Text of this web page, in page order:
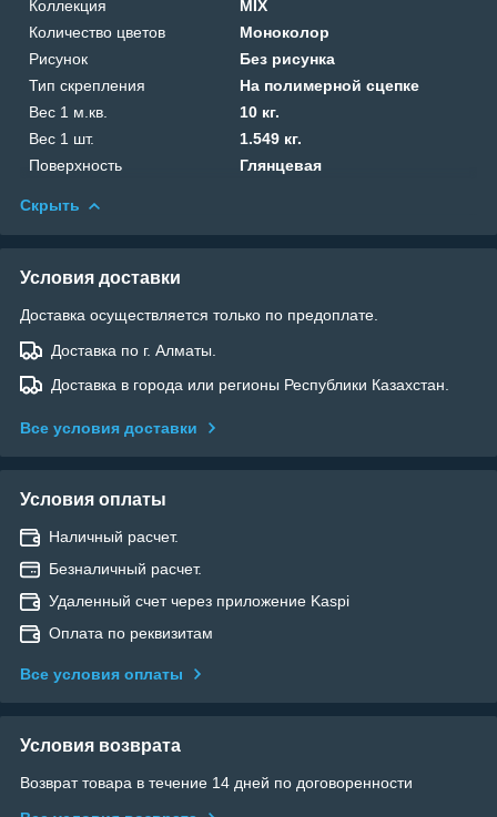
Коллекция
MIX
Количество цветов
Моноколор
Рисунок
Без рисунка
Тип скрепления
На полимерной сцепке
Вес 1 м.кв.
10 кг.
Вес 1 шт.
1.549 кг.
Поверхность
Глянцевая
Скрыть
Условия доставки
Доставка осуществляется только по предоплате.
Доставка по г. Алматы.
Доставка в города или регионы Республики Казахстан.
Все условия доставки
Условия оплаты
Наличный расчет.
Безналичный расчет.
Удаленный счет через приложение Kaspi
Оплата по реквизитам
Все условия оплаты
Условия возврата
Возврат товара в течение 14 дней по договоренности